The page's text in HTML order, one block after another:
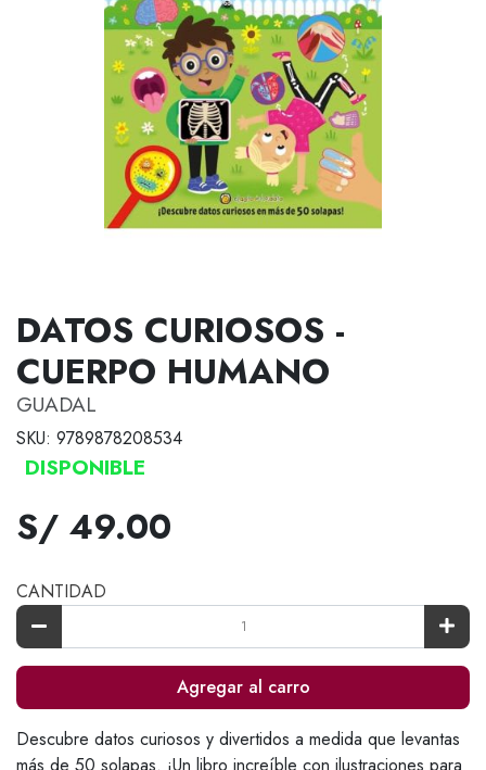
DATOS CURIOSOS -
CUERPO HUMANO
GUADAL
SKU: 9789878208534
DISPONIBLE
S/ 49.00
CANTIDAD
Agregar al carro
Descubre datos curiosos y divertidos a medida que levantas
más de 50 solapas. ¡Un libro increíble con ilustraciones para